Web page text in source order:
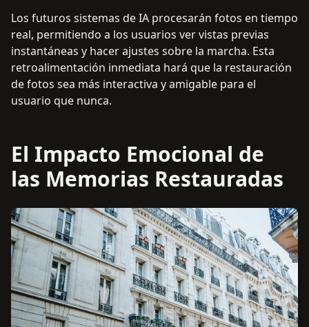
Los futuros sistemas de IA procesarán fotos en tiempo
real, permitiendo a los usuarios ver vistas previas
instantáneas y hacer ajustes sobre la marcha. Esta
retroalimentación inmediata hará que la restauración
de fotos sea más interactiva y amigable para el
usuario que nunca.
El Impacto Emocional de
las Memorias Restauradas